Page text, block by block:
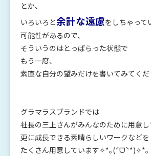
とか、
いろいろと余計な遠慮をしちゃって
可能性があるので、
そういうのはとっぱらった状態で
もう一度、
素直な自分の望みだけを書いてみてく
グラマラスブランドでは
社長の三上さんがみんなのために用意
更に成長できる素晴らしいワークなどを
たくさん用意しています✧*｡(ˊᗜˋ*)✧*｡